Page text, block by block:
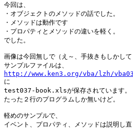
今回は、
・オブジェクトのメソッドの話でした。
・メソッドは動作です
・プロパティとメソッドの違いを軽く。
でした。
画像は今回無しで（え～、手抜きもしかして
http://www.ken3.org/vba/lzh/
に
test037-book.xlsが保存されています。
たった２行のプログラムしか無いけど。
軽めのサンプルで、
イベント、プロパティ、メソッドは説明し直